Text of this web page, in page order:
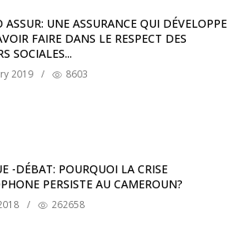
ASSUR: UNE ASSURANCE QUI DÉVELOPPE
FAIRE DANS LE RESPECT DES
SOCIALES...
2019 / 8603
-DÉBAT: POURQUOI LA CRISE
PERSISTE AU CAMEROUN?
/ 262658